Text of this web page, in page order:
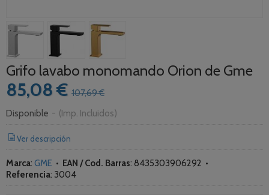
Grifo lavabo monomando Orion de Gme
85,08 € 107,69 €
Disponible - (Imp. Incluidos)
Ver descripción
Marca: GME • EAN / Cod. Barras: 8435303906292 •
Referencia: 3004